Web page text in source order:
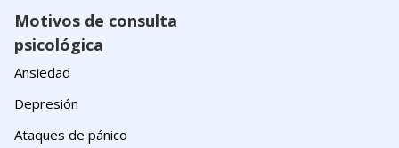
Motivos de consulta
psicológica
Ansiedad
Depresión
Ataques de pánico